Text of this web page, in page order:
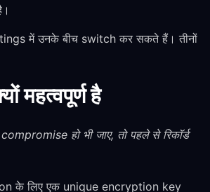
में उनके बीच switch कर सकते हैं। तीनों
है
हो भी जाए, तो पहले से रिकॉर्ड
के लिए एक unique encryption key